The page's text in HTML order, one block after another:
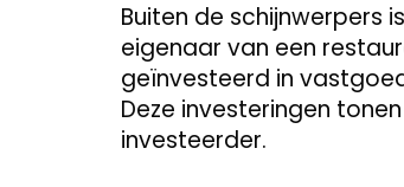
Buiten de schijnwerpers
eigenaar van een
geïnvesteerd in
Deze investeringen
investeerder.